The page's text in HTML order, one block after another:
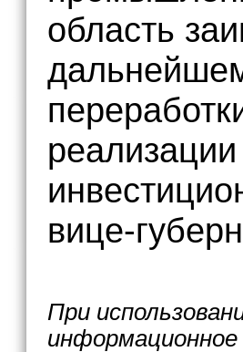
область
реализации
вице-
При